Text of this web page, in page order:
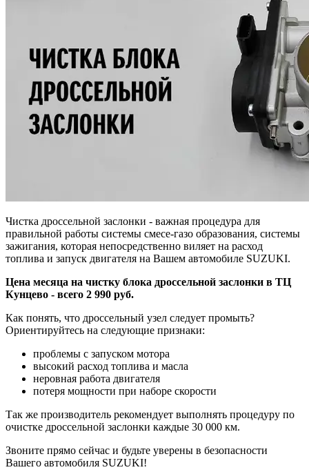
Чистка дроссельной заслонки - важная процедура для
правильной работы системы смесе-газо образования, системы
зажигания, которая непосредственно виляет на расход
топлива и запуск двигателя на Вашем автомобиле SUZUKI.
Цена месяца на чистку блока дроссельной заслонки в ТЦ
Кунцево - всего 2 990 руб.
Как понять, что дроссельный узел следует промыть?
Ориентируйтесь на следующие признаки:
проблемы с запуском мотора
высокий расход топлива и масла
неровная работа двигателя
потеря мощности при наборе скорости
Так же производитель рекомендует выполнять процедуру по
очистке дроссельной заслонки каждые 30 000 км.
Звоните прямо сейчас и будьте уверены в безопасности
Вашего автомобиля SUZUKI!